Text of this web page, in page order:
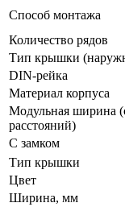
Способ монтажа
Количество рядов
Тип крышки
DIN-рейка
Материал корпуса
Модульная ширина
расстояний)
С замком
Тип крышки
Цвет
Ширина, мм